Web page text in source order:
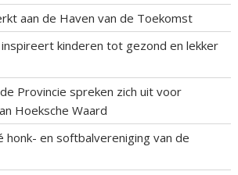
aan de Haven van de Toekomst
kinderen tot gezond en lekker
Provincie spreken zich uit voor
Hoeksche Waard
honk- en softbalvereniging van de